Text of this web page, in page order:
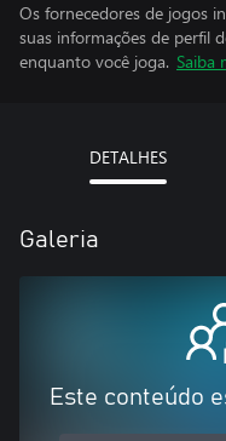
Os fornecedores de jogos
suas informações de perfil
enquanto você joga. Saiba
DETALHES
Galeria
Este conteúdo